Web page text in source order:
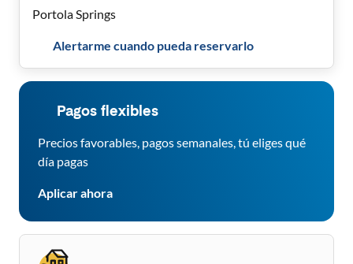
Portola Springs
Alertarme cuando pueda reservarlo
Pagos flexibles
Precios favorables, pagos semanales, tú eliges qué
día pagas
Aplicar ahora